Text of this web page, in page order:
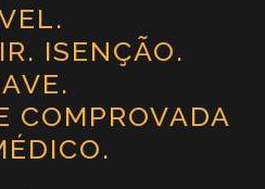
ISENÇÃO.
COMPROVADA